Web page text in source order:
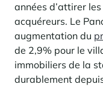
années d’attirer
acquéreurs. Le
augmentation du
de 2,9% pour le
immobiliers de la
durablement